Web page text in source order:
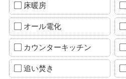
床暖房
オール電化
カウンターキッチン
追い焚き